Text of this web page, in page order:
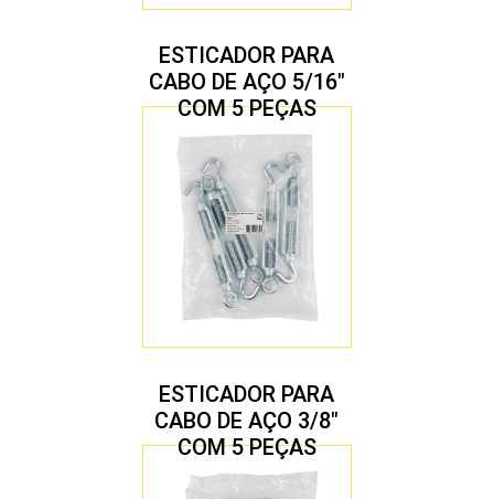
ESTICADOR PARA
CABO DE AÇO 5/16″
COM 5 PEÇAS
ESTICADOR PARA
CABO DE AÇO 3/8″
COM 5 PEÇAS